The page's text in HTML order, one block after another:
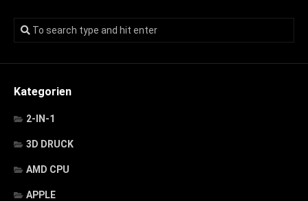
Kategorien
2-IN-1
3D DRUCK
AMD CPU
APPLE